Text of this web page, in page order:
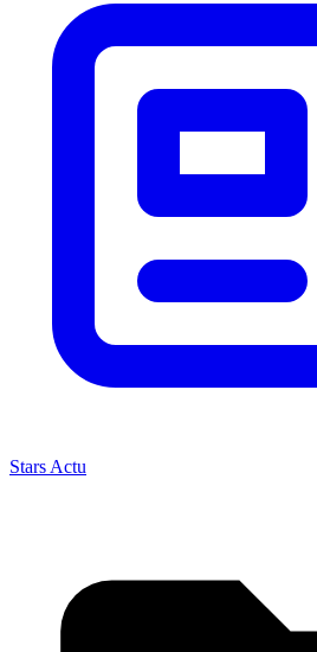
Stars Actu